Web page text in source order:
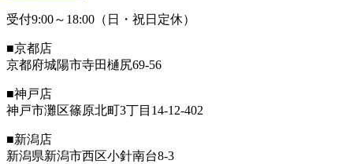
受付9:00～18:00（日・祝日定休）
■京都店
京都府城陽市寺田樋尻69-56
■神戸店
神戸市灘区篠原北町3丁目14-12-402
■新潟店
新潟県新潟市西区小針南台8-3